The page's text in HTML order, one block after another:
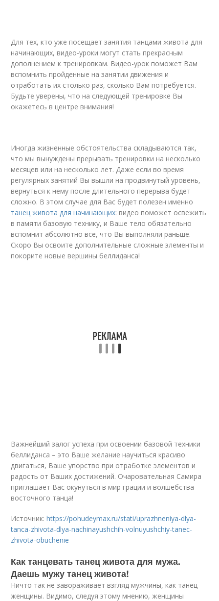
Для тех, кто уже посещает занятия танцами живота для
начинающих,видео-уроки могут стать прекрасным
дополнением к тренировкам. Видео-урок поможет Вам
вспомнить пройденные на занятии движения и
отработать их столько раз, сколько Вам потребуется.
Будьте уверены, что на следующей тренировке Вы
окажетесь в центре внимания!
Иногда жизненные обстоятельства складываются так,
что мы вынуждены прерывать тренировки на несколько
месяцев или на несколько лет. Даже если во время
регулярных занятий Вы вышли на продвинутый уровень,
вернуться к нему после длительного перерыва будет
сложно. В этом случае для Вас будет полезен именно
танец живота для начинающих: видео поможет освежить
в памяти базовую технику, и Ваше тело обязательно
вспомнит абсолютно все, что Вы выполняли раньше.
Скоро Вы освоите дополнительные сложные элементы и
покорите новые вершины беллиданса!
Важнейший залог успеха при освоении базовой техники
беллиданса – это Ваше желание научиться красиво
двигаться, Ваше упорство при отработке элементов и
радость от Ваших достижений. Очаровательная Самира
приглашает Вас окунуться в мир грации и волшебства
восточного танца!
Источник:https://pohudeymax.ru/stati/uprazhneniya-dlya-
tanca-zhivota-dlya-nachinayushchih-volnuyushchiy-tanec-
zhivota-obuchenie
Как танцевать танец живота для мужа.
Даешь мужу танец живота!
Ничто так не завораживает взгляд мужчины, как танец
женщины. Видимо, следуя этому мнению, женщины